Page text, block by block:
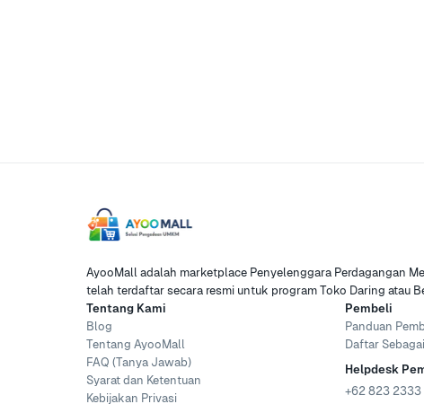
AyooMall adalah marketplace Penyelenggara Perdagangan
telah terdaftar secara resmi untuk program Toko Daring atau
Tentang Kami
Blog
Tentang AyooMall
FAQ (Tanya Jawab)
Syarat dan Ketentuan
Kebijakan Privasi
Pembeli
Panduan
Daftar
Helpdesk
+62 823